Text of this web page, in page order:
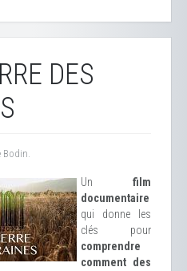
DES
Bodin.
Un film
documentaire
qui donne les
clés pour
comprendre
comment des